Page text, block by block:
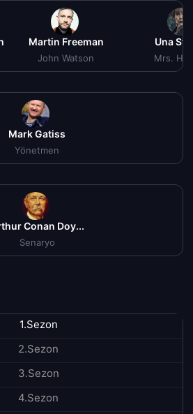
Martin Freeman
John Watson
Una
Mrs.
Mark Gatiss
Yönetmen
Conan Doy...
Senaryo
1.Sezon
2.Sezon
3.Sezon
4.Sezon